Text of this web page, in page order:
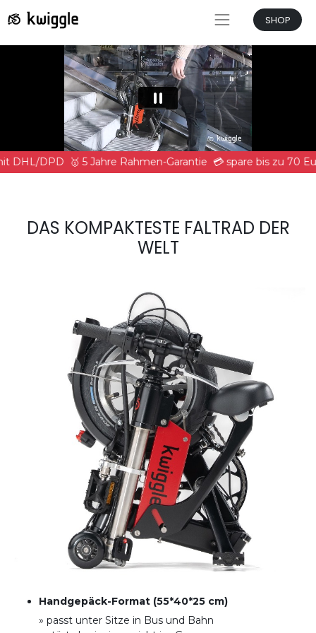
SHOP
DHL/DPD 🥇 5 Jahre Rahmen-Garantie 💳 spare bis zu 70
DAS KOMPAKTESTE FALTRAD DER
WELT
Handgepäck-Format (55*40*25 cm)
» passt unter Sitze in Bus und Bahn